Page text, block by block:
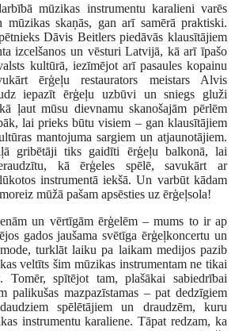
mūzikas instrumentu karalieni varēs
mūzikas skaņās, gan arī samērā praktiski.
Dāvis Beitlers piedāvās klausītājiem
izcelšanos un vēsturi Latvijā, kā arī īpašo
kultūrā, iezīmējot arī pasaules kopainu
ērģeļu restaurators meistars Alvis
iepazīt ērģeļu uzbūvi un sniegs gluži
ļaut mūsu dievnamu skanošajām pērlēm
lai prieks būtu visiem – gan klausītājiem
mantojuma sargiem un atjaunotājiem.
gribētāji tiks gaidīti ērģeļu balkonā, lai
kā ērģeles spēlē, savukārt ar
instrumentā iekšā. Un varbūt kādam
mūžā pašam apsēsties uz ērģeļsola!
un vērtīgām ērģelēm – mums to ir ap
gados jaušama svētīga ērģeļkoncertu un
turklāt laiku pa laikam medijos pazib
veltīts šim mūzikas instrumentam ne tikai
Tomēr, spītējot tam, plašākai sabiedrībai
palikušas mazpazīstamas – pat dedzīgiem
spēlētājiem un draudzēm, kuru
instrumentu karaliene. Tāpat redzam, ka